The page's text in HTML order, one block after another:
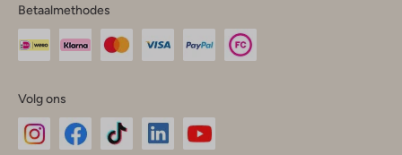
Betaalmethodes
Volg ons